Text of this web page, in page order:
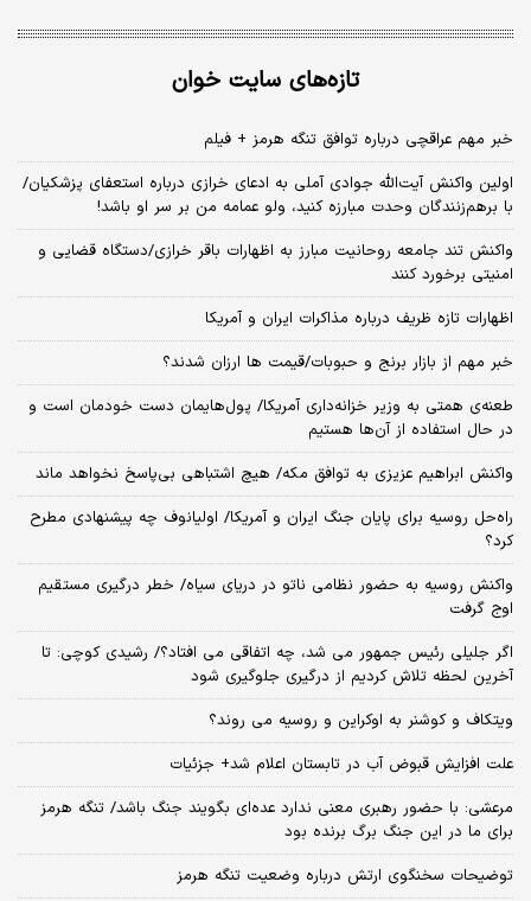
تازه‌های سایت خوان
خبر مهم عراقچی درباره توافق تنگه هرمز + فیلم
اولین واکنش آیت‌الله جوادی آملی به ادعای خرازی درباره استعفای پزشکیان/
با برهم‌زنندگان وحدت مبارزه کنید، ولو عمامه من بر سر او باشد!
واکنش تند جامعه روحانیت مبارز به اظهارات باقر خرازی/دستگاه قضایی و
امنیتی برخورد کنند
اظهارات تازه ظریف درباره مذاکرات ایران و آمریکا
خبر مهم از بازار برنج و حبوبات/قیمت ها ارزان شدند؟
طعنه‌ی‌ همتی به وزیر خزانه‌داری آمریکا/ پول‌هایمان دست خودمان است و
در حال استفاده از آن‌ها هستیم
واکنش ابراهیم عزیزی به توافق مکه/ هیچ اشتباهی بی‌پاسخ نخواهد ماند
راه‌حل روسیه برای پایان جنگ ایران و آمریکا/ اولیانوف چه پیشنهادی مطرح
کرد؟
واکنش روسیه به حضور نظامی ناتو در دریای سیاه/ خطر درگیری مستقیم
اوج گرفت
اگر جلیلی رئیس جمهور می شد، چه اتفاقی می افتاد؟/ رشیدی کوچی: تا
آخرین لحظه تلاش کردیم از درگیری جلوگیری شود
ویتکاف و کوشنر به اوکراین و روسیه می روند؟
علت افزایش قبوض آب در تابستان اعلام شد+ جزئیات
مرعشی: با حضور رهبری معنی ندارد عده‌ای بگویند جنگ باشد/ تنگه هرمز
برای ما در این جنگ برگ برنده بود
توضیحات سخنگوی ارتش درباره وضعیت تنگه هرمز